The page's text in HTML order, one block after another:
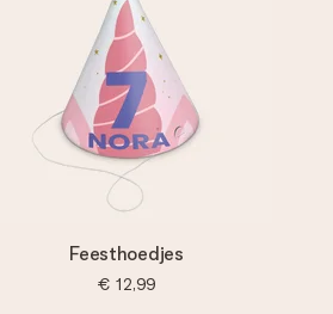
Feesthoedjes
€ 12,99